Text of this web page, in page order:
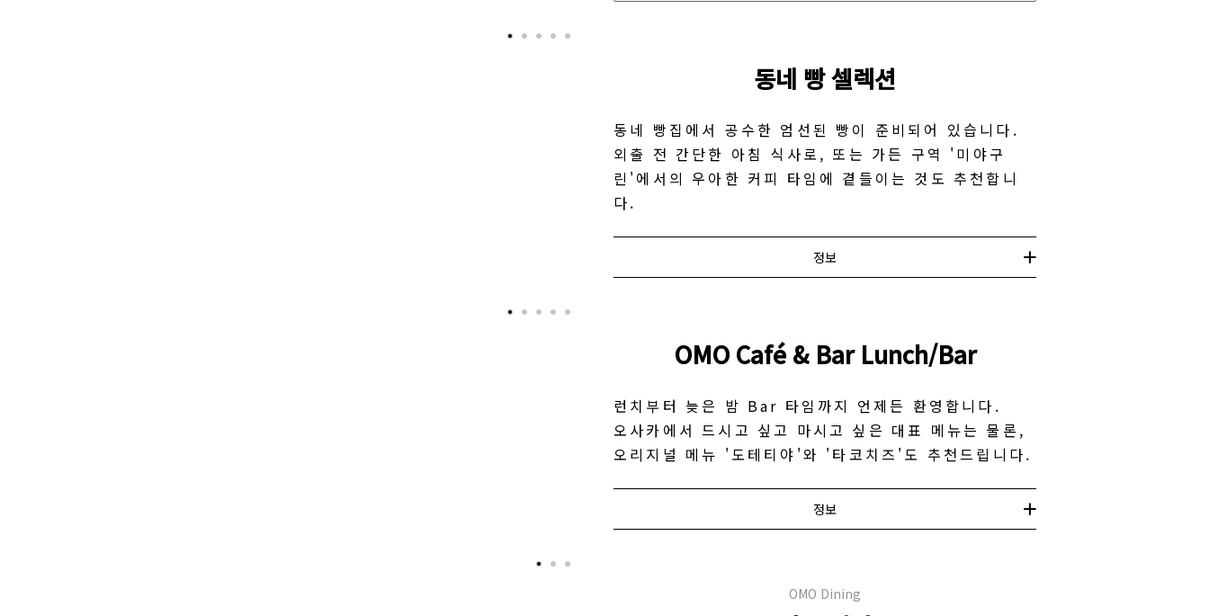
동네 빵 셀렉션
동네 빵집에서 공수한 엄선된 빵이 준비되어 있습니다.
외출 전 간단한 아침 식사로, 또는 가든 구역 '미야구
린'에서의 우아한 커피 타임에 곁들이는 것도 추천합니
다.
정보
OMO Café & Bar Lunch/Bar
런치부터 늦은 밤 Bar 타임까지 언제든 환영합니다.
오사카에서 드시고 싶고 마시고 싶은 대표 메뉴는 물론,
오리지널 메뉴 '도테티야'와 '타코치즈'도 추천드립니다.
정보
OMO Dining